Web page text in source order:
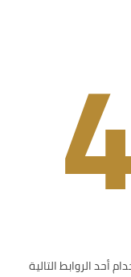
الروابط التالية